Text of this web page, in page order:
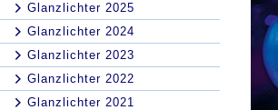
Glanzlichter 2025
Glanzlichter 2024
Glanzlichter 2023
Glanzlichter 2022
Glanzlichter 2021